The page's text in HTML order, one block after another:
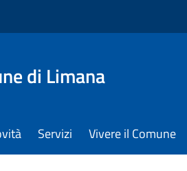
di Limana
Servizi Vivere il Comune